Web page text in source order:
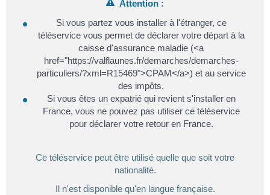
Attention :
Si vous partez vous installer à l'étranger, ce
téléservice vous permet de déclarer votre départ à la
caisse d'assurance maladie (<a
href="https://valflaunes.fr/demarches/demarches-
particuliers/?xml=R15469">CPAM</a>) et au service
des impôts.
Si vous êtes un expatrié qui revient s'installer en
France, vous ne pouvez pas utiliser ce téléservice
pour déclarer votre retour en France.
Ce téléservice peut être utilisé quelle que soit votre
nationalité.
Il n'est disponible qu'en langue française.